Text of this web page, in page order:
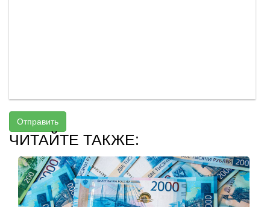
Отправить
ЧИТАЙТЕ ТАКЖЕ: